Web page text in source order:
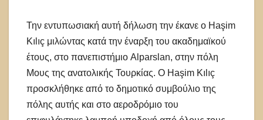
Την εντυπωσιακή αυτή δήλωση την έκανε ο Haşim
Kılıç μιλώντας κατά την έναρξη του ακαδημαϊκού
έτους, στο πανεπιστήμιο Alparslan, στην πόλη
Μους της ανατολικής Τουρκίας. Ο Haşim Kılıç
προσκλήθηκε από το δημοτικό συμβούλιο της
πόλης αυτής και στο αεροδρόμιο του